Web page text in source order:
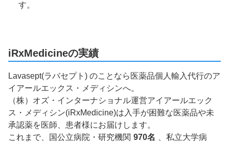
す。
iRxMedicineの実績
Lavasept(ラバセプト) のことなら医薬品個人輸入代行のア
イアールエックス・メディシンへ。
（株）オズ・インターナショナル運営アイアールエック
ス・メディシン(iRxMedicine)は入手が困難な医薬品や未
承認薬を医師、患者様にお届けします。
これまで、国公立病院・研究機関 970名
、私立大学病